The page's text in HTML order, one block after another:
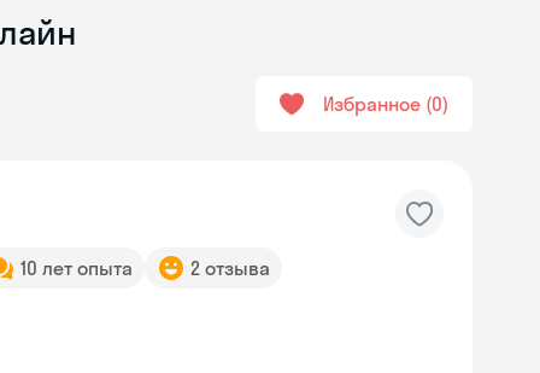
Избранное 0
10 лет опыта 2 отзыва